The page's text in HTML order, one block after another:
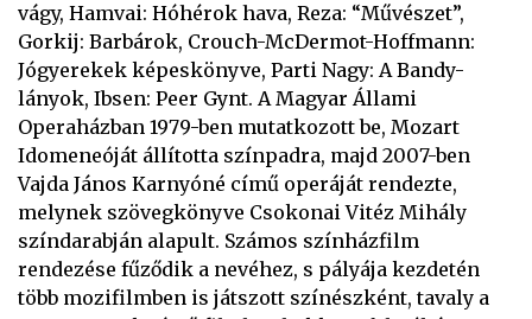
vágy, Hamvai: Hóhérok hava, Reza: “Művészet”,
Gorkij: Barbárok, Crouch-McDermot-Hoffmann:
Jógyerekek képeskönyve, Parti Nagy: A Bandy-
lányok, Ibsen: Peer Gynt. A Magyar Állami
Operaházban 1979-ben mutatkozott be, Mozart
Idomeneóját állította színpadra, majd 2007-ben
Vajda János Karnyóné című operáját rendezte,
melynek szövegkönyve Csokonai Vitéz Mihály
színdarabján alapult. Számos színházfilm
rendezése fűződik a nevéhez, s pályája kezdetén
több mozifilmben is játszott színészként, tavaly a